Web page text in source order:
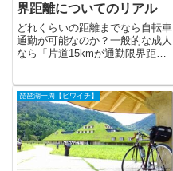
界距離についてのリアル
どれくらいの距離までなら自転車
通勤が可能なのか？一般的な成人
なら「片道15kmが通勤限界距
琵琶湖一周【ビワイチ】